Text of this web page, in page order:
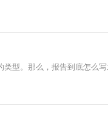
型。那么，报告到底怎么